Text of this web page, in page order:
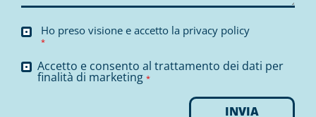
Ho preso visione e accetto la privacy policy
*
Accetto e consento al trattamento dei dati per
finalità di marketing *